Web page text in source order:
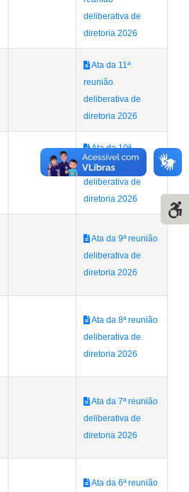
deliberativa de
diretoria 2026
Ata da 11ª
reunião
deliberativa de
diretoria 2026
Ata da 10ª
reunião
deliberativa de
diretoria 2026
Ata da 9ª reunião
deliberativa de
diretoria 2026
Ata da 8ª reunião
deliberativa de
diretoria 2026
Ata da 7ª reunião
deliberativa de
diretoria 2026
Ata da 6ª reunião